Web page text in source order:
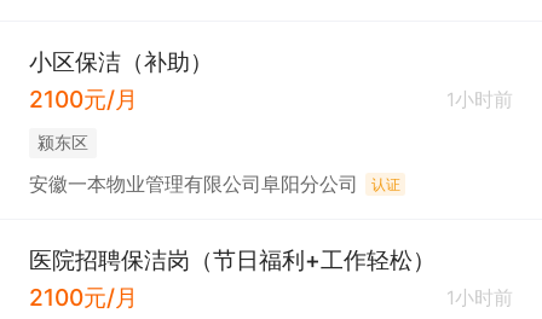
小区保洁（补助）
2100元/月
1小时前
颍东区
安徽一本物业管理有限公司阜阳分公司 认证
医院招聘保洁岗（节日福利+工作轻松）
2100元/月
1小时前